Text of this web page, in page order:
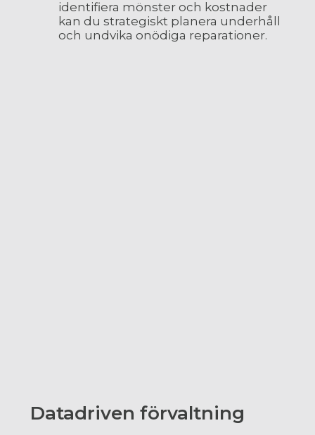
identifiera mönster och kostnader
kan du strategiskt planera underhåll
och undvika onödiga reparationer.
Datadriven förvaltning